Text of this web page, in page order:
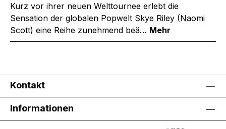
Kurz vor ihrer neuen Welttournee erlebt die
Sensation der globalen Popwelt Skye Riley (Naomi
Scott) eine Reihe zunehmend beä… Mehr
Kontakt
Informationen